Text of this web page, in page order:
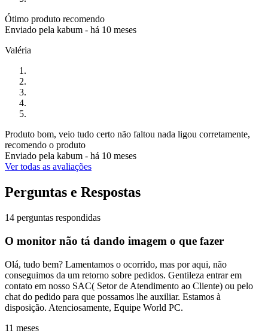
Ótimo produto recomendo
Enviado pela kabum - há 10 meses
Valéria
Produto bom, veio tudo certo não faltou nada ligou corretamente,
recomendo o produto
Enviado pela kabum - há 10 meses
Ver todas as avaliações
Perguntas e Respostas
14 perguntas respondidas
O monitor não tá dando imagem o que fazer
Olá, tudo bem? Lamentamos o ocorrido, mas por aqui, não
conseguimos da um retorno sobre pedidos. Gentileza entrar em
contato em nosso SAC( Setor de Atendimento ao Cliente) ou pelo
chat do pedido para que possamos lhe auxiliar. Estamos à
disposição. Atenciosamente, Equipe World PC.
11 meses